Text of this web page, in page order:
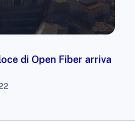
di Open Fiber arriva